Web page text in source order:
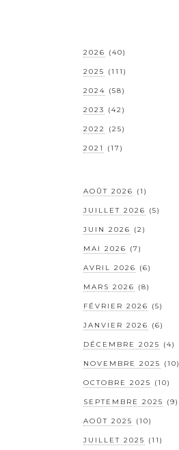
2026 (40)
2025 (111)
2024 (58)
2023 (42)
2022 (25)
2021 (17)
AOÛT 2026 (1)
JUILLET 2026 (5)
JUIN 2026 (2)
MAI 2026 (7)
AVRIL 2026 (6)
MARS 2026 (8)
FÉVRIER 2026 (5)
JANVIER 2026 (6)
DÉCEMBRE 2025 (4)
NOVEMBRE 2025 (10)
OCTOBRE 2025 (10)
SEPTEMBRE 2025 (9)
AOÛT 2025 (10)
JUILLET 2025 (11)